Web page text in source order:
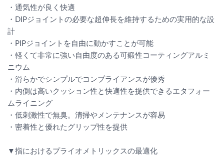
・通気性が良く快適
・DIPジョイントの必要な超伸長を維持するための実用的な設
計
・PIPジョイントを自由に動かすことが可能
・軽くて非常に強い自由度のある可鍛性コーティングアルミ
ニウム
・滑らかでシンプルでコンプライアンスが優秀
・内側は高いクッション性と快適性を提供できるエタフォー
ムライニング
・低刺激性で無臭。清掃やメンテナンスが容易
・密着性と優れたグリップ性を提供
▼指におけるプライオメトリックスの最適化